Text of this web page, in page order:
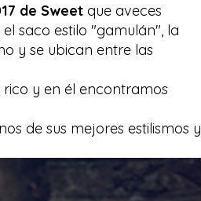
de Sweet que aveces
saco estilo "gamulán", la
y se ubican entre las
y en él encontramos
de sus mejores estilismos y